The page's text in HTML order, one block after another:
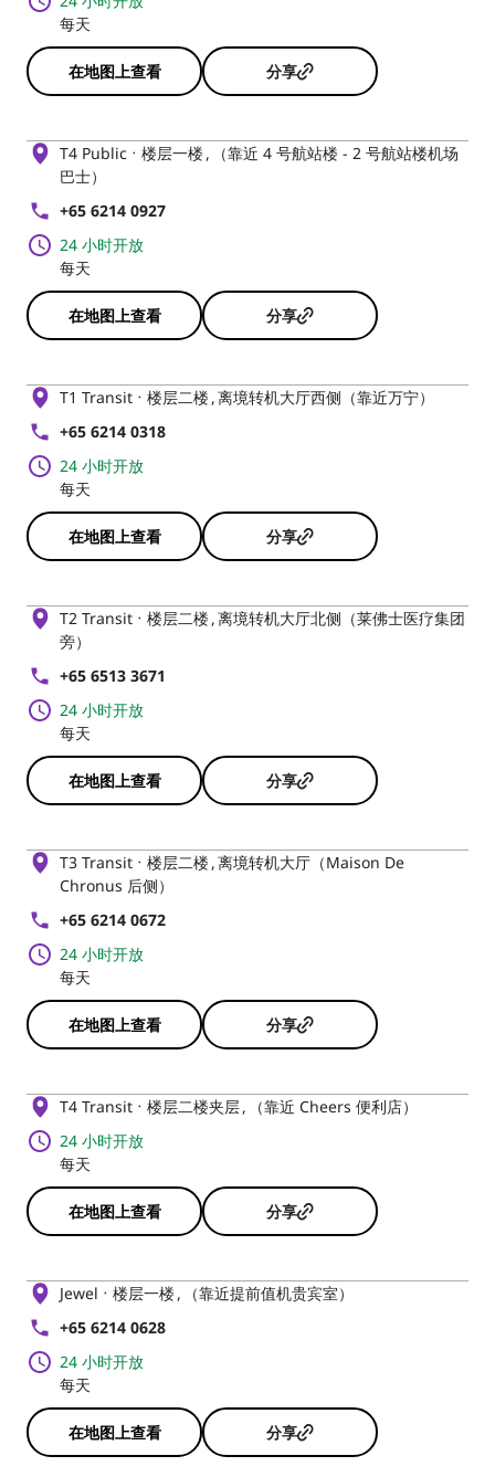
每天
在地图上查看 分享
T4 Public 楼层一楼
（靠近 4 号航站楼 - 2 号航站楼机场
巴士）
+65 6214 0927
24 小时开放
每天
在地图上查看 分享
T1 Transit 楼层二楼 离境转机大厅西侧（靠近万宁）
+65 6214 0318
24 小时开放
每天
在地图上查看 分享
T2 Transit 楼层二楼 离境转机大厅北侧（莱佛士医疗集团
旁）
+65 6513 3671
24 小时开放
每天
在地图上查看 分享
T3 Transit 楼层二楼 离境转机大厅（Maison De
Chronus 后侧）
+65 6214 0672
24 小时开放
每天
在地图上查看 分享
T4 Transit 楼层二楼夹层
（靠近 Cheers 便利店）
24 小时开放
每天
在地图上查看 分享
Jewel 楼层一楼
（靠近提前值机贵宾室）
+65 6214 0628
24 小时开放
每天
在地图上查看 分享